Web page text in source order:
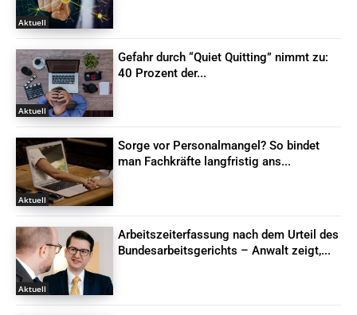
Aktuell
Aktuell
Gefahr durch “Quiet Quitting” nimmt zu:
40 Prozent der...
Aktuell
Sorge vor Personalmangel? So bindet
man Fachkräfte langfristig ans...
Aktuell
Arbeitszeiterfassung nach dem Urteil des
Bundesarbeitsgerichts – Anwalt zeigt,...